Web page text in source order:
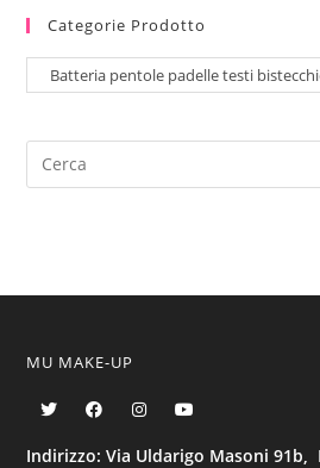
Categorie Prodotto
MU MAKE-UP
Indirizzo: Via Uldarigo Masoni 91b,